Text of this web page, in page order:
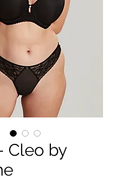
Cleo by